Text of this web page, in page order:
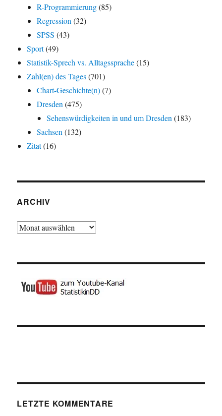
R-Programmierung(85)
Regression (32)
SPSS (43)
Sport(49)
Statistik-Sprech vs. Alltagssprache(15)
Zahl(en) des Tages(701)
Chart-Geschichte(n)(7)
Dresden (475)
Sehenswürdigkeiten in und um Dresden (183)
Sachsen (132)
Zitat(16)
ARCHIV
Archiv
LETZTE KOMMENTARE